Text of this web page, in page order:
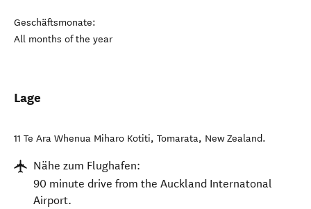
Geschäftsmonate:
All months of the year
Lage
11 Te Ara Whenua Miharo Kotiti, Tomarata, New Zealand.
Nähe zum Flughafen:
90 minute drive from the Auckland Internatonal
Airport.